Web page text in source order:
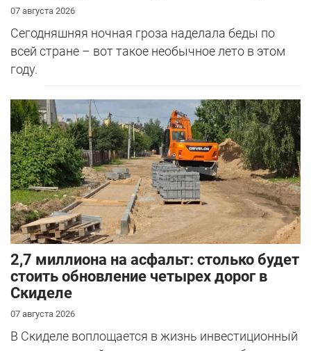
07 августа 2026
Сегодняшняя ночная гроза наделала беды по
всей стране – вот такое необычное лето в этом
году.
2,7 миллиона на асфальт: столько будет
стоить обновление четырех дорог в
Скиделе
07 августа 2026
В Скиделе воплощается в жизнь инвестиционный